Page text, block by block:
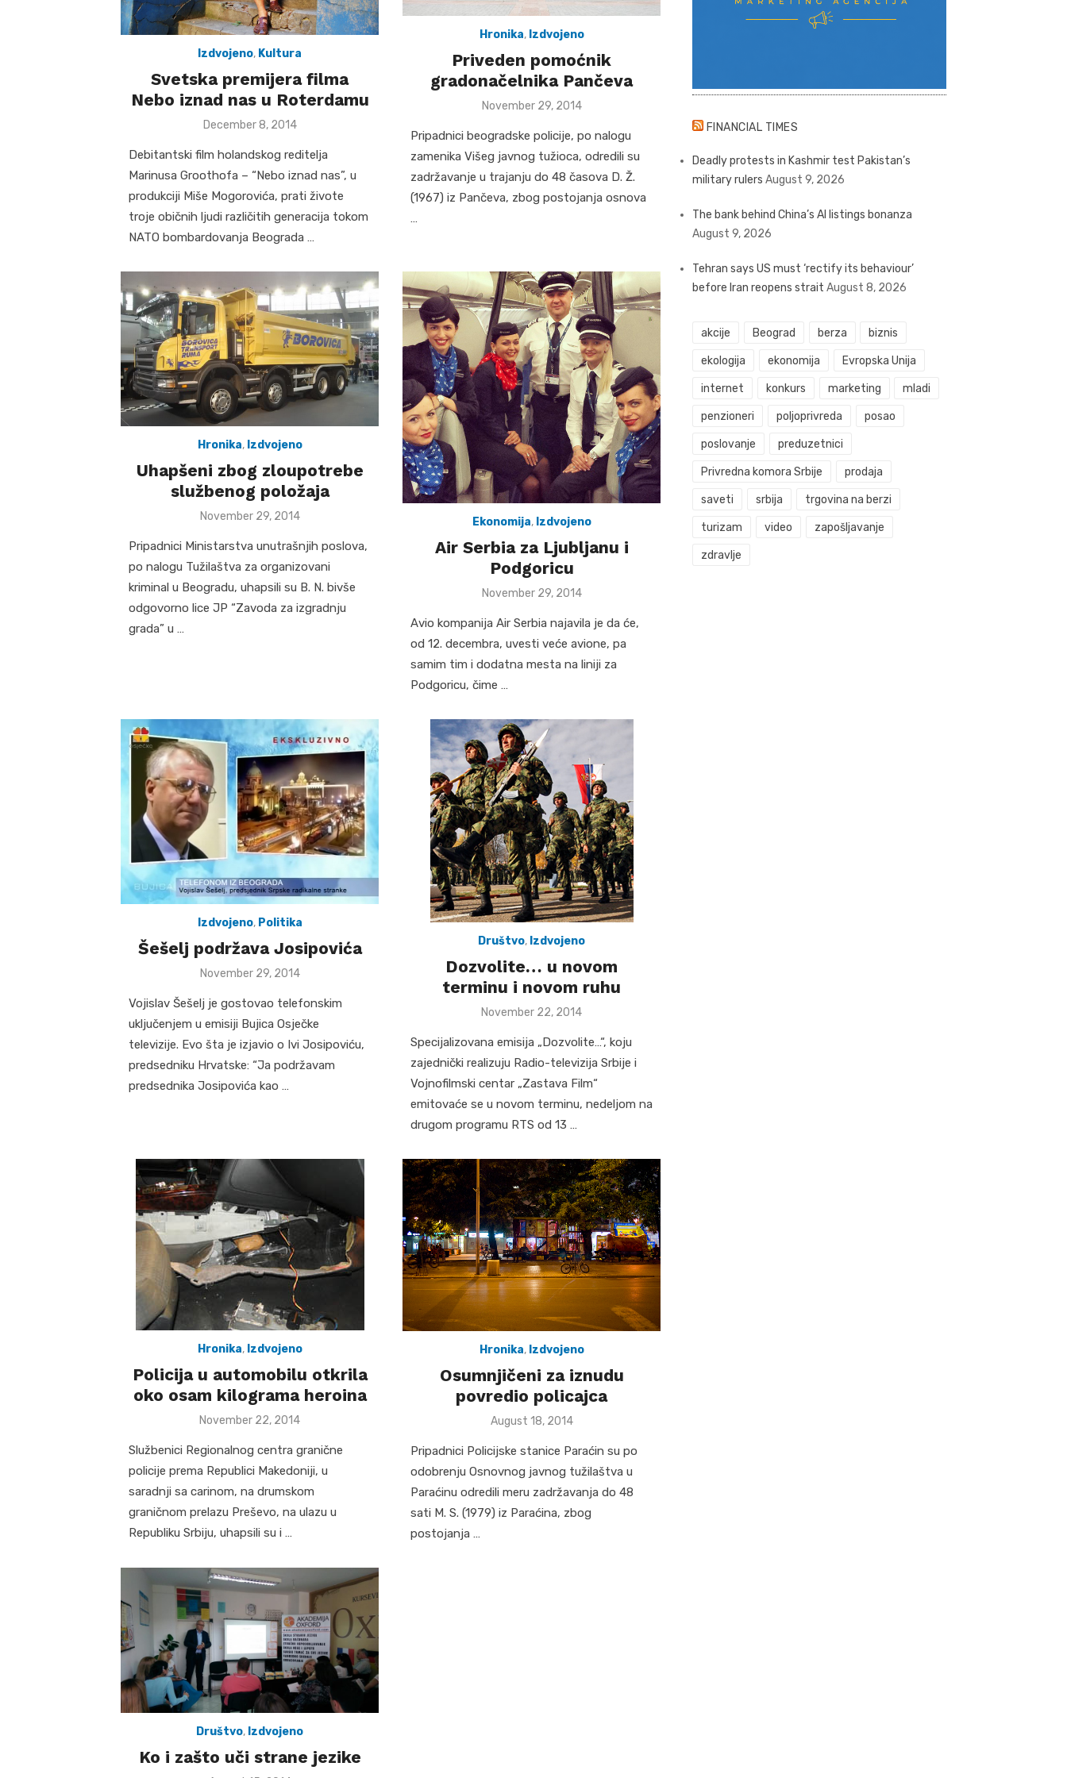
Izdvojeno, Kultura
Svetska premijera filma
Nebo iznad nas u Roterdamu
Posted
December 8, 2014
Debitantski film holandskog reditelja
Marinusa Groothofa – “Nebo iznad nas”, u
produkciji Miše Mogorovića, prati živote
troje običnih ljudi različitih generacija tokom
NATO bombardovanja Beograda …
Hronika, Izdvojeno
Priveden pomoćnik
gradonačelnika Pančeva
Posted
November 29, 2014
Pripadnici beogradske policije, po nalogu
zamenika Višeg javnog tužioca, odredili su
zadržavanje u trajanju do 48 časova D. Ž.
(1967) iz Pančeva, zbog postojanja osnova
…
Hronika, Izdvojeno
Uhapšeni zbog zloupotrebe
službenog položaja
Posted
November 29, 2014
Pripadnici Ministarstva unutrašnjih poslova,
po nalogu Tužilaštva za organizovani
kriminal u Beogradu, uhapsili su B. N. bivše
odgovorno lice JP “Zavoda za izgradnju
grada” u …
Ekonomija, Izdvojeno
Air Serbia za Ljubljanu i
Podgoricu
Posted
November 29, 2014
Avio kompanija Air Serbia najavila je da će,
od 12. decembra, uvesti veće avione, pa
samim tim i dodatna mesta na liniji za
Podgoricu, čime …
Izdvojeno, Politika
Šešelj podržava Josipovića
Posted
November 29, 2014
Vojislav Šešelj je gostovao telefonskim
uključenjem u emisiji Bujica Osječke
televizije. Evo šta je izjavio o Ivi Josipoviću,
predsedniku Hrvatske: “Ja podržavam
predsednika Josipovića kao …
Društvo, Izdvojeno
Dozvolite… u novom
terminu i novom ruhu
Posted
November 22, 2014
Specijalizovana emisija „Dozvolite…“, koju
zajednički realizuju Radio-televizija Srbije i
Vojnofilmski centar „Zastava Film“
emitovaće se u novom terminu, nedeljom na
drugom programu RTS od 13 …
Hronika, Izdvojeno
Policija u automobilu otkrila
oko osam kilograma heroina
Posted
November 22, 2014
Službenici Regionalnog centra granične
policije prema Republici Makedoniji, u
saradnji sa carinom, na drumskom
graničnom prelazu Preševo, na ulazu u
Republiku Srbiju, uhapsili su i …
Hronika, Izdvojeno
Osumnjičeni za iznudu
povredio policajca
Posted
August 18, 2014
Pripadnici Policijske stanice Paraćin su po
odobrenju Osnovnog javnog tužilaštva u
Paraćinu odredili meru zadržavanja do 48
sati M. S. (1979) iz Paraćina, zbog
postojanja …
Društvo, Izdvojeno
Ko i zašto uči strane jezike
FINANCIAL TIMES
Deadly protests in Kashmir test Pakistan’s
military rulers August 9, 2026
The bank behind China’s AI listings bonanza
August 9, 2026
Tehran says US must ‘rectify its behaviour’
before Iran reopens strait August 8, 2026
akcije Beograd berza biznis
ekologija ekonomija Evropska Unija
internet konkurs marketing mladi
penzioneri poljoprivreda posao
poslovanje preduzetnici
Privredna komora Srbije prodaja
saveti srbija trgovina na berzi
turizam video zapošljavanje
zdravlje